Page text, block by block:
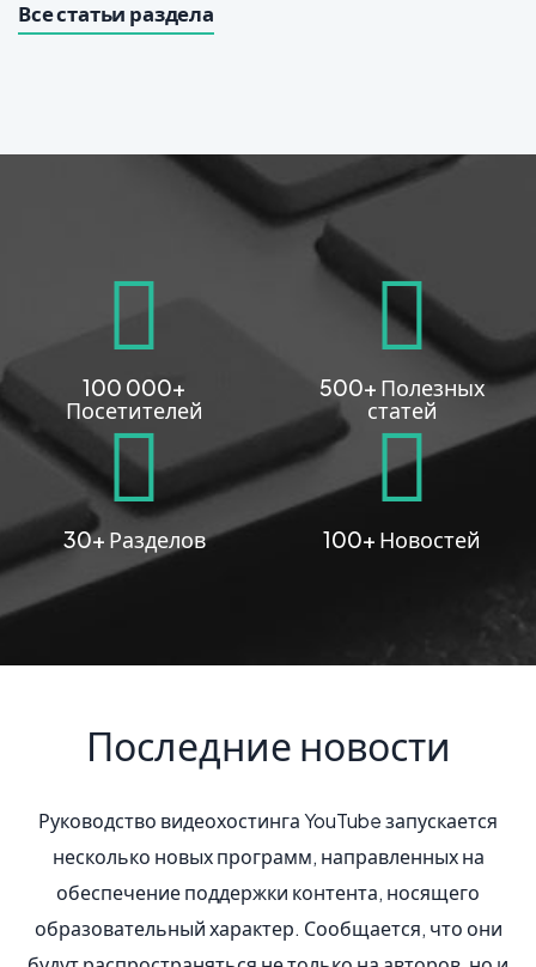
Все статьи раздела
100 000+
Посетителей
500+ Полезных
статей
30+ Разделов 100+ Новостей
Последние новости
Руководство видеохостинга YouTube запускается
несколько новых программ, направленных на
обеспечение поддержки контента, носящего
образовательный характер. Сообщается, что они